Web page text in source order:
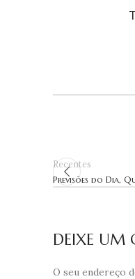
Recentes
Previsões do Dia,
DEIXE UM
O seu endereço